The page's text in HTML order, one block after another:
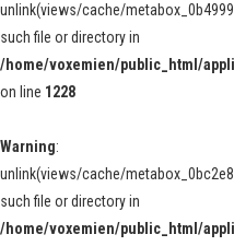
unlink(views/cache/
such file or directory in
/home/voxemien/public_html/
on line 1228
Warning:
unlink(views/cache/
such file or directory in
/home/voxemien/public_html/